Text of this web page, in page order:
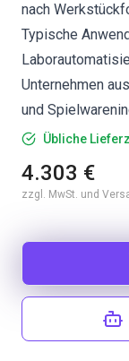
nach
Typische
Unternehmen
und
Übliche
4.303 €
zzgl. MwSt. und